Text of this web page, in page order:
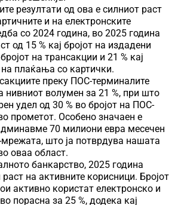
резултати од ова е силниот раст
и на електронските
со 2024 година, во 2025 година
од 15 % кај бројот на издадени
на трансакции и 21 % кај
плаќања со картички.
преку ПОС-терминалите
нивниот волумен за 21 %, при што
удел од 30 % во бројот на ПОС-
прометот. Особено значаен е
70 милиони евра месечен
што ја потврдува нашата
оваа област.
банкарство, 2025 година
на активните корисници. Бројот
активно користат електронско и
порасна за 25 %, додека кај